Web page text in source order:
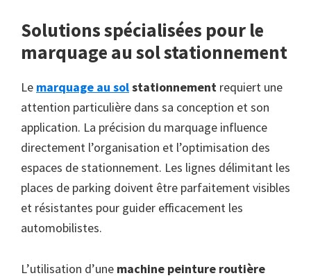
Solutions spécialisées pour le
marquage au sol stationnement
Le marquage au solstationnement requiert une
attention particulière dans sa conception et son
application. La précision du marquage influence
directement l’organisation et l’optimisation des
espaces de stationnement. Les lignes délimitant les
places de parking doivent être parfaitement visibles
et résistantes pour guider efficacement les
automobilistes.
L’utilisation d’une machine peinture routière